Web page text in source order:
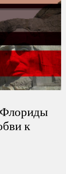
Флориды
к